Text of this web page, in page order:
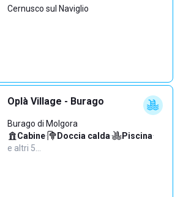
Cernusco sul Naviglio
Oplà Village - Burago
Burago di Molgora
Cabine· Doccia calda· Piscina·
e altri 5…